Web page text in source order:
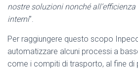
nostre soluzioni nonché
interni”.
Per raggiungere questo scopo
automatizzare alcuni processi a
come i compiti di trasporto, al fine di